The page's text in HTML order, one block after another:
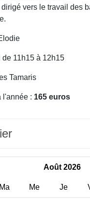
vers le travail des
de 11h15 à 12h15
Tamaris
l'année : 165 euros
Août 2026
Ma Me Je